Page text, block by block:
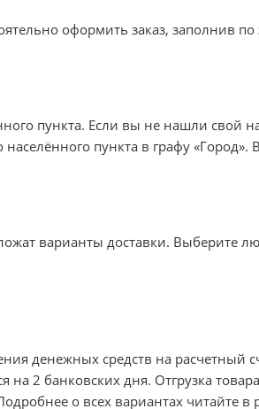
оформить заказ, заполнив
пункта. Если вы не нашли свой
пункта в графу
варианты доставки. Выберите
денежных средств на расчетный
на 2 банковских дня. Отгрузка
о всех вариантах читайте в